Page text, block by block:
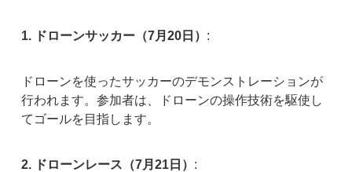
1. ドローンサッカー（7月20日） :
ドローンを使ったサッカーのデモンストレーションが
行われます。参加者は、ドローンの操作技術を駆使し
てゴールを目指します。
2. ドローンレース（7月21日） :